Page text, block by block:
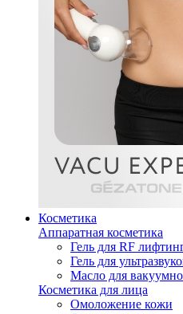
Косметика
Аппаратная косметика
Гель для RF
Гель для
Масло для
Косметика для лица
Омоложение кожи